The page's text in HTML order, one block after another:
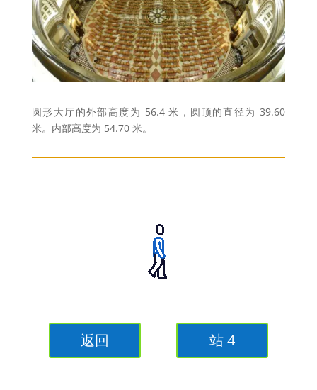
圆形大厅的外部高度为 56.4 米，圆顶的直径为 39.60
米。内部高度为 54.70 米。
返回 站 4